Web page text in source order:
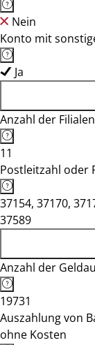
Nein
Konto mit
Ja
Anzahl der
11
Postleitzahl oder
37154, 37170,
37589
Anzahl der
19731
Auszahlung von
ohne Kosten